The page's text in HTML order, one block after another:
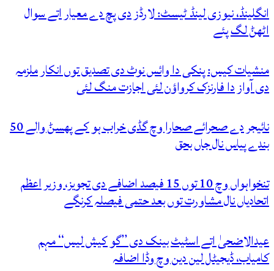
انگلینڈ، نیوزی لینڈ ٹیسٹ: لارڈز دی پچ دے معیار اتے سوال
اٹھݨ لگ پئے
منشیات کیس: پنکی دا وائس نوٹ دی تصدیق توں انکار ملزمہ
دی آواز دا فارنزک کرواؤن لئی اجازت منگ لئی
نائیجر دے صحرائے صحارا وچ گڈی خراب ہو کے پھسݨ والے 50
بندے پیاس نال جاں بحق
تنخواہواں وچ 10 توں 15 فیصد اضافے دی تجویز، وزیر اعظم
اتحادیاں نال مشاورت توں بعد حتمی فیصلہ کرنگے
عیدالاضحیٰ اتے اسٹیٹ بینک دی ’’گو کیش لیس‘‘ مہم
کامیاب، ڈیجیٹل لین دین وچ وڈا اضافہ